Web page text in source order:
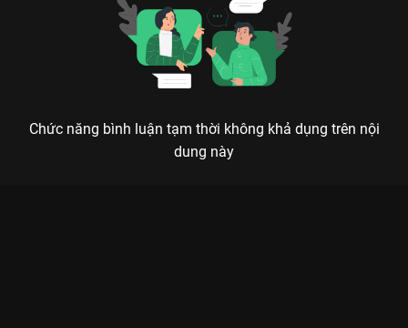
Chức năng bình luận tạm thời không khả dụng trên nội
dung này